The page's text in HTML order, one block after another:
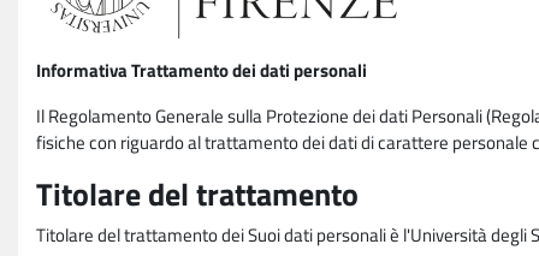
Informativa Trattamento dei dati personali
Il Regolamento Generale sulla Protezione dei dati Personali
fisiche con riguardo al trattamento dei dati di carattere personale
Titolare del trattamento
Titolare del trattamento dei Suoi dati personali è l'Università degli